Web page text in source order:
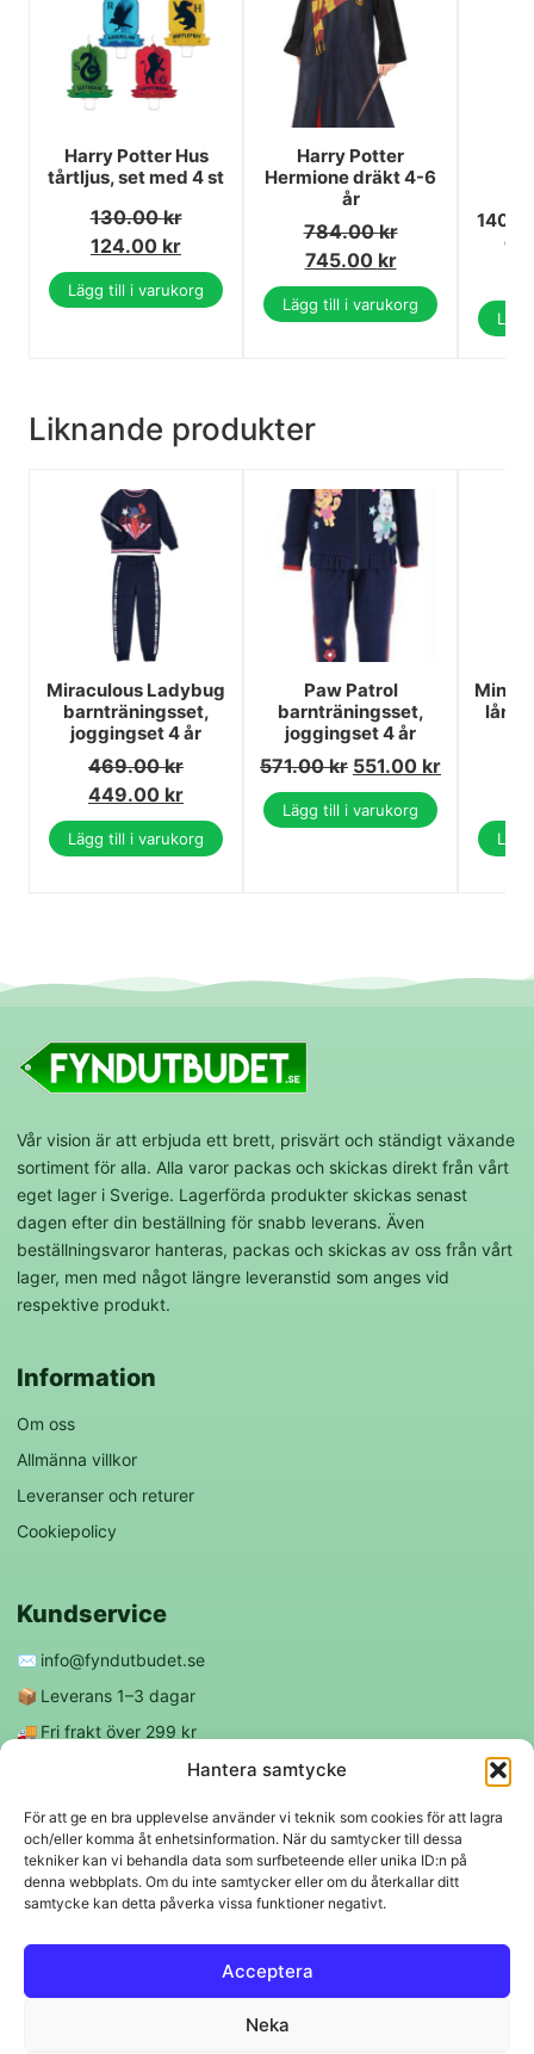
Hantera samtycke
För att ge en bra upplevelse använder vi teknik som cookies för att lagra
och/eller komma åt enhetsinformation. När du samtycker till dessa
tekniker kan vi behandla data som surfbeteende eller unika ID:n på
denna webbplats. Om du inte samtycker eller om du återkallar ditt
samtycke kan detta påverka vissa funktioner negativt.
Acceptera
Neka
Harry Potter Hus
tårtljus, set med 4 st
130.00kr
124.00 kr
Lägg till i varukorg
Harry Potter
Hermione dräkt 4-6
år
784.00kr
745.00 kr
Lägg till i varukorg
Liknande produkter
Miraculous Ladybug
barnträningsset,
joggingset 4 år
469.00kr
449.00 kr
Lägg till i varukorg
Paw Patrol
barnträningsset,
joggingset 4 år
571.00kr 551.00 kr
Lägg till i varukorg
Vår vision är att erbjuda ett brett, prisvärt och ständigt växande
sortiment för alla. Alla varor packas och skickas direkt från vårt
eget lager i Sverige. Lagerförda produkter skickas senast
dagen efter din beställning för snabb leverans. Även
beställningsvaror hanteras, packas och skickas av oss från vårt
lager, men med något längre leveranstid som anges vid
respektive produkt.
Information
Om oss
Allmänna villkor
Leveranser och returer
Cookiepolicy
Kundservice
✉️ info@fyndutbudet.se
📦 Leverans 1–3 dagar
🚚 Fri frakt över 299 kr
Följ oss
f ◎
Trygga betalningar
Swish